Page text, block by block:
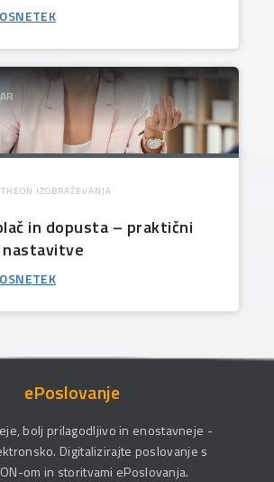
IZOBRAŽEVANJA
in dopusta – praktični
ePoslovanje
bolj prilagodljivo in enostavneje -
Digitalizirajte poslovanje s
om in storitvami ePoslovanja.